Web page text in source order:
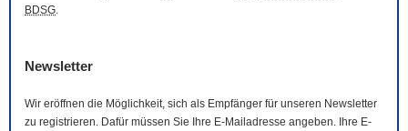
BDSG.
Newsletter
Wir eröffnen die Möglichkeit, sich als Empfänger für unseren Newsletter
zu registrieren. Dafür müssen Sie Ihre E-Mail adresse angeben. Ihre E-